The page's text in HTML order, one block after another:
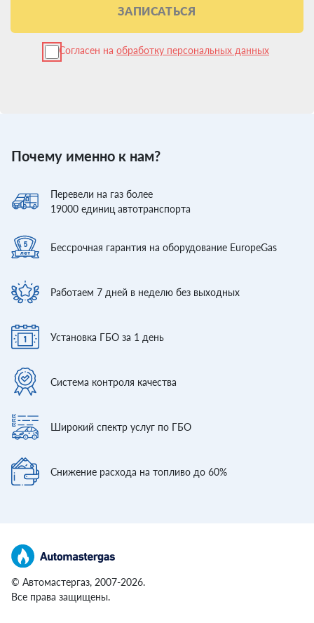
ЗАПИСАТЬСЯ
Согласен на обработку персональных данных
Почему именно к нам?
Перевели на газ более
19000 единиц автотранспорта
Бессрочная гарантия на оборудование EuropeGas
Работаем 7 дней в неделю без выходных
Установка ГБО за 1 день
Система контроля качества
Широкий спектр услуг по ГБО
Снижение расхода на топливо до 60%
© Автомастергаз, 2007-2026.
Все права защищены.